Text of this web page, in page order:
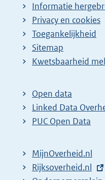
n
a
z
o
k
r
e
u
l
Informatie
Privacy en cookies
Toegankelijkheid
Sitemap
E
t
e
r
l
i
Kwetsbaarheid
Open data
Linked Data
PUC Open Data
MijnOverheid.nl
E
Rijksoverheid.nl